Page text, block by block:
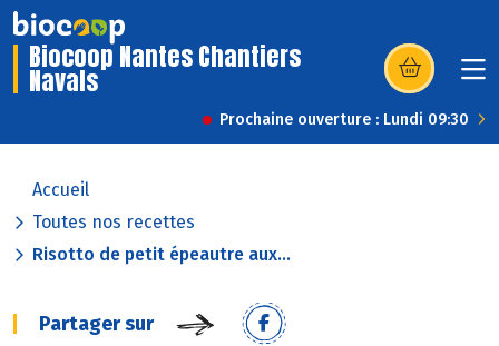
Biocoop Nantes Chantiers
Navals (s’ouvre dans
Prochaine ouverture : Lundi 09:30
Accueil
Toutes nos recettes
Risotto de petit épeautre aux...
Partager sur